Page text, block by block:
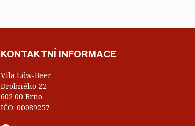
KONTAKTNÍ INFORMACE
Vila Löw-Beer
Drobného 22
602 00 Brno
IČO: 00089257